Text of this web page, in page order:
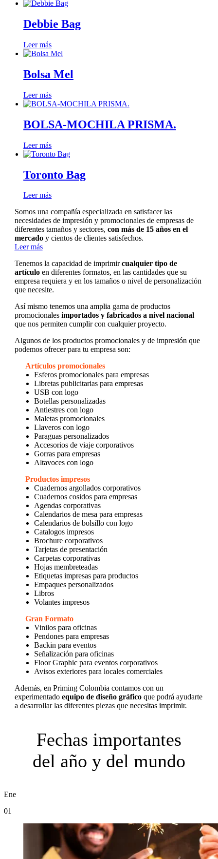
Debbie Bag
Leer más
Bolsa Mel
Leer más
BOLSA-MOCHILA PRISMA.
Leer más
Toronto Bag
Leer más
Somos una compañía especializada en satisfacer las
necesidades de impresión y promocionales de empresas de
diferentes tamaños y sectores, con más de 15 años en el
mercadoy cientos de clientes satisfechos.
Leer más
Tenemos la capacidad de imprimircualquier tipo de
artículoen diferentes formatos, en las cantidades que su
empresa requiera y en los tamaños o nivel de personalización
que necesite.
Así mismo tenemos una amplia gama de productos
promocionales importados y fabricados a nivel nacional
que nos permiten cumplir con cualquier proyecto.
Algunos de los productos promocionales y de impresión que
podemos ofrecer para tu empresa son:
Artículos promocionales
Esferos promocionales para empresas
Libretas publicitarias para empresas
USB con logo
Botellas personalizadas
Antiestres con logo
Maletas promocionales
Llaveros con logo
Paraguas personalizados
Accesorios de viaje corporativos
Gorras para empresas
Altavoces con logo
Productos impresos
Cuadernos argollados corporativos
Cuadernos cosidos para empresas
Agendas corporativas
Calendarios de mesa para empresas
Calendarios de bolsillo con logo
Catalogos impresos
Brochure corporativos
Tarjetas de presentación
Carpetas corporativas
Hojas membreteadas
Etiquetas impresas para productos
Empaques personalizados
Libros
Volantes impresos
Gran Formato
Vinilos para oficinas
Pendones para empresas
Backin para eventos
Señalización para oficinas
Floor Graphic para eventos corporativos
Avisos exteriores para locales comerciales
Además, en Priming Colombia contamos con un
experimentado equipo de diseño gráficoque podrá ayudarte
a desarrollar las diferentes piezas que necesitas imprimir.
Fechas importantes
del año y del mundo
Ene
01